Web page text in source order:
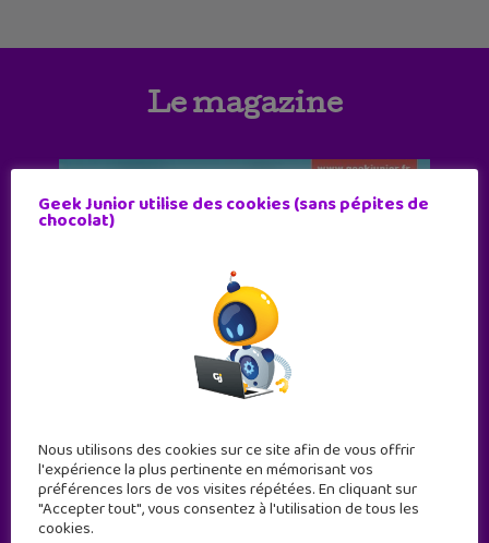
Le magazine
Geek Junior utilise des cookies (sans pépites de
chocolat)
Nous utilisons des cookies sur ce site afin de vous offrir
l'expérience la plus pertinente en mémorisant vos
préférences lors de vos visites répétées. En cliquant sur
"Accepter tout", vous consentez à l'utilisation de tous les
cookies.